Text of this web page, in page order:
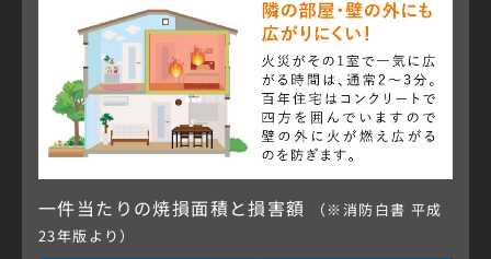
一件当たりの焼損面積と損害額
（※消防白書 平成
23年版より）